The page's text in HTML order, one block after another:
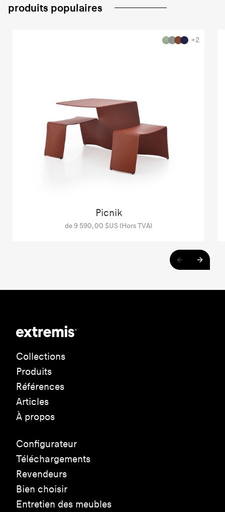
produits populaires
+2
Picnik
de 9 590,00 $US (Hors TVA)
Collections
Produits
Références
Articles
À propos
Configurateur
Téléchargements
Revendeurs
Bien choisir
Entretien des meubles